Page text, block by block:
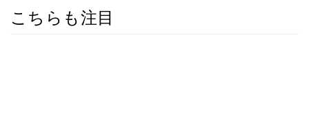
こちらも注目